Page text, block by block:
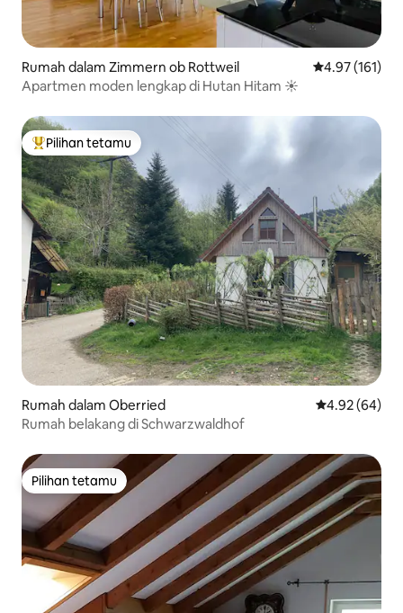
Rumah dalam Zimmern ob Rottweil Penarafan
4.97 (161)
Apartmen moden lengkap di Hutan Hitam ☀️
Pilihan utama tetamu
Pilihan tetamu
Rumah dalam Oberried Penarafan
4.92 (64)
Rumah belakang di Schwarzwaldhof
Pilihan tetamu
Pilihan tetamu